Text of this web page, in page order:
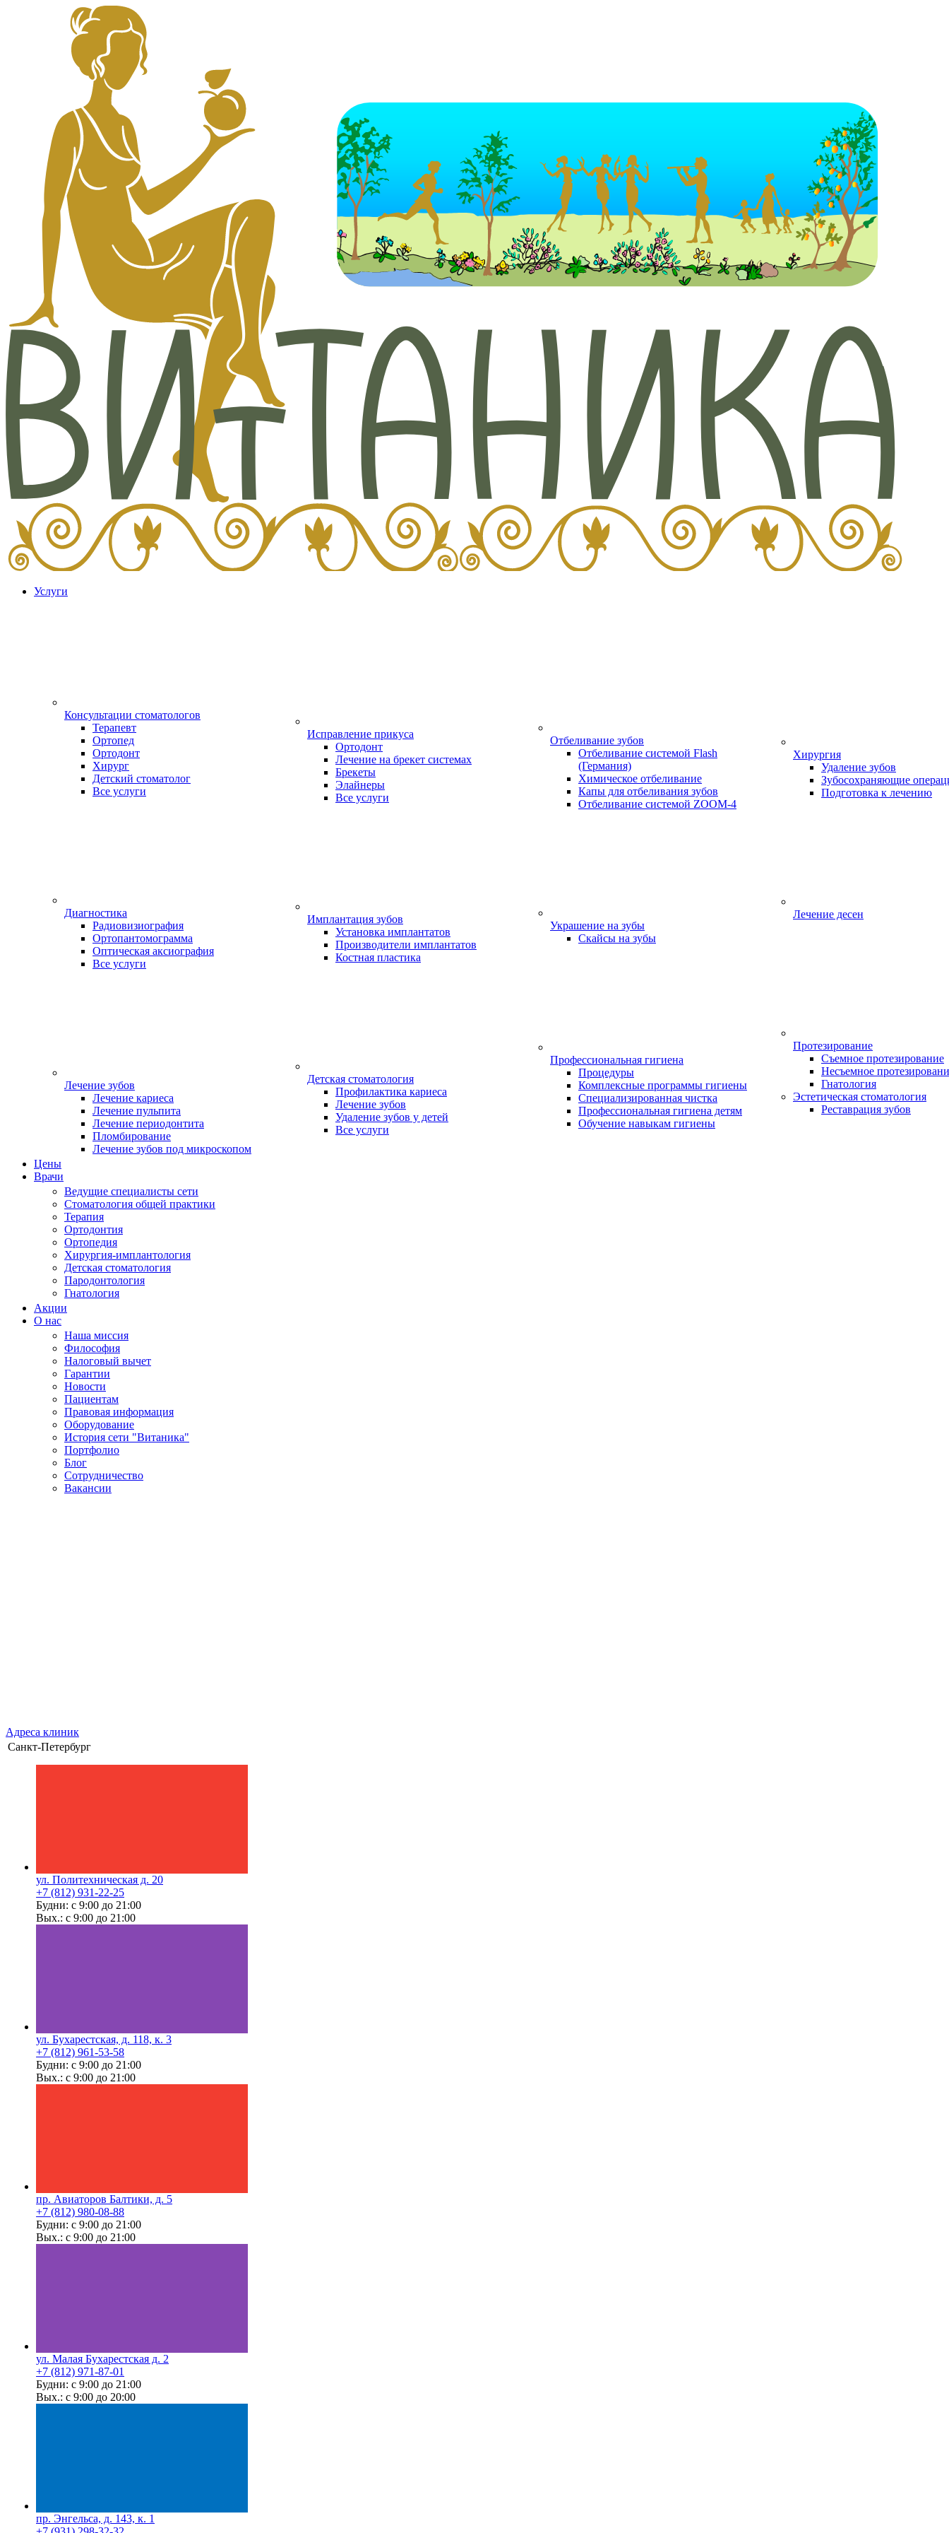
Услуги
Консультации стоматологов
Терапевт
Ортопед
Ортодонт
Хирург
Детский стоматолог
Все услуги
Диагностика
Радиовизиография
Ортопантомограмма
Оптическая аксиография
Все услуги
Лечение зубов
Лечение кариеса
Лечение пульпита
Лечение периодонтита
Пломбирование
Лечение зубов под микроскопом
Исправление прикуса
Ортодонт
Лечение на брекет системах
Брекеты
Элайнеры
Все услуги
Имплантация зубов
Установка имплантатов
Производители имплантатов
Костная пластика
Детская стоматология
Профилактика кариеса
Лечение зубов
Удаление зубов у детей
Все услуги
Отбеливание зубов
Отбеливание системой Flash
(Германия)
Химическое отбеливание
Капы для отбеливания зубов
Отбеливание системой ZOOM-4
Украшение на зубы
Скайсы на зубы
Профессиональная гигиена
Процедуры
Комплексные программы гигиены
Специализированная чистка
Профессиональная гигиена детям
Обучение навыкам гигиены
Хирургия
Удаление зубов
Зубосохраняющие
Подготовка к лечению
Лечение десен
Протезирование
Съемное протезирование
Несъемное
Гнатология
Эстетическая стоматология
Реставрация зубов
Цены
Врачи
Ведущие специалисты сети
Стоматология общей практики
Терапия
Ортодонтия
Ортопедия
Хирургия-имплантология
Детская стоматология
Пародонтология
Гнатология
Акции
О нас
Наша миссия
Философия
Налоговый вычет
Гарантии
Новости
Пациентам
Правовая информация
Оборудование
История сети "Витаника"
Портфолио
Блог
Сотрудничество
Вакансии
Адреса клиник
Санкт-Петербург
ул. Политехническая д. 20
+7 (812) 931-22-25
Будни: с 9:00 до 21:00
Вых.: с 9:00 до 21:00
ул. Бухарестская, д. 118, к. 3
+7 (812) 961-53-58
Будни: с 9:00 до 21:00
Вых.: с 9:00 до 21:00
пр. Авиаторов Балтики, д. 5
+7 (812) 980-08-88
Будни: с 9:00 до 21:00
Вых.: с 9:00 до 21:00
ул. Малая Бухарестская д. 2
+7 (812) 971-87-01
Будни: с 9:00 до 21:00
Вых.: с 9:00 до 20:00
пр. Энгельса, д. 143, к. 1